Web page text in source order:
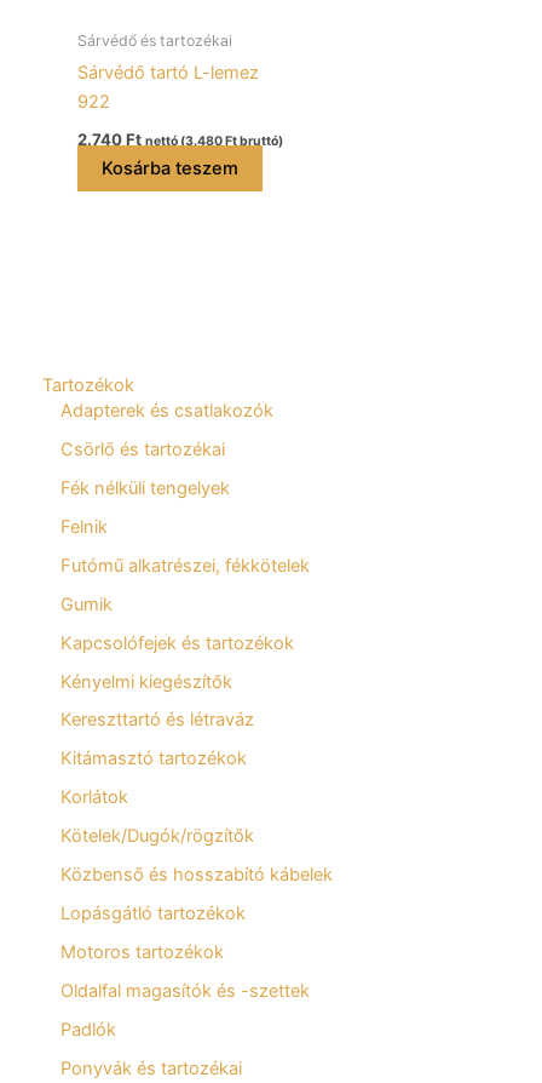
Tartozékok
Adapterek és csatlakozók
Csörlő és tartozékai
Fék nélküli tengelyek
Felnik
Futómű alkatrészei, fékkötelek
Gumik
Kapcsolófejek és tartozékok
Kényelmi kiegészítők
Kereszttartó és létraváz
Kitámasztó tartozékok
Korlátok
Kötelek/Dugók/rögzítők
Közbenső és hosszabító kábelek
Lopásgátló tartozékok
Motoros tartozékok
Oldalfal magasítók és -szettek
Padlók
Ponyvák és tartozékai
Sárvédő és tartozékai
Sárvédő tartó L-lemez
922
2.740Ft nettó (3.480 Ftbruttó)
Kosárba teszem